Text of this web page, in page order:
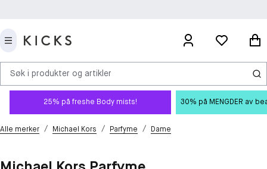
Søk i produkter og artikler
25% på freshe Body mists! 30% på MENGDER av
Alle merker / Michael Kors / Parfyme / Dame